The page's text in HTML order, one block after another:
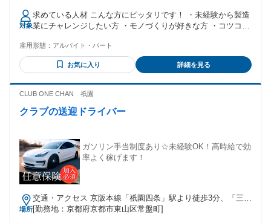
対象
求めている人材 こんな方にピッタリです！ ・未経験から製造
業にチャレンジしたい方 ・モノづくりが好きな方 ・コツコツ
めての方 ・ブランクがある方 ・フリーターの方 ・20代・30
代・40代・50代前半まで活躍中
雇用形態： アルバイト・パート
お気に入り 詳細を見る
CLUB ONE CHAN 祇園
クラブの送迎ドライバー
ガソリン手当制度あり☆未経験OK！高時給で効
率よく稼げます！
場所
交通・アクセス 京阪本線「祇園四条」駅より徒歩3分、「三
条」駅より徒歩4分、阪急京都線「京都河原町」駅より徒歩5
[勤務地：京都府京都市東山区常盤町]